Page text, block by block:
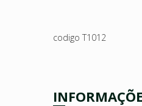
codigo T1012